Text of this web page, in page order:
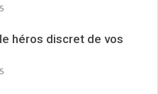
héros discret de vos